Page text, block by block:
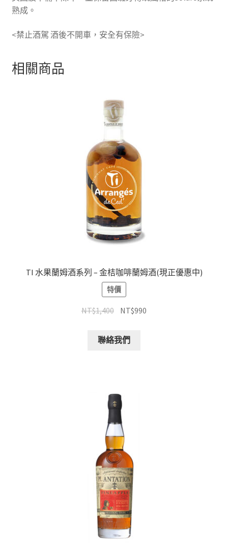
熟成。
<禁止酒駕 酒後不開車，安全有保險>
相關商品
TI 水果蘭姆酒系列 – 金桔咖啡蘭姆酒(現正優惠中)
特價
NT$1,400 NT$990
聯絡我們